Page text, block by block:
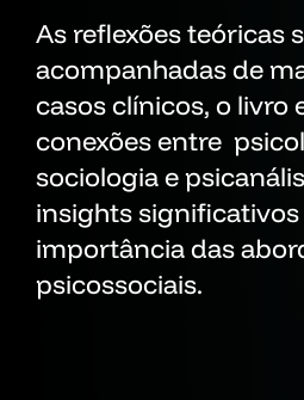
As reflexões teóricas
acompanhadas de
casos clínicos, o livro
conexões entre
sociologia e
insights significativos
importância das
psicossociais.